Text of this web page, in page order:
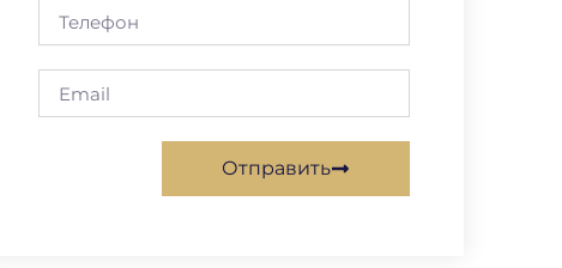
Отправить